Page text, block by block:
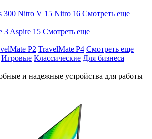
300 Nitro V 15 Nitro 16 Смотреть еще
3 Aspire 15 Смотреть еще
P2 TravelMate P4 Смотреть еще
Игровые Классические Для бизнеса
и надежные устройства для работы